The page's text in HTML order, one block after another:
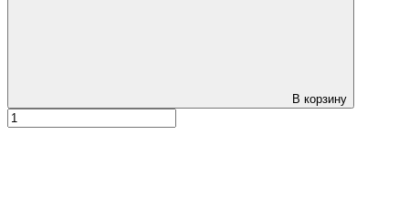
В корзину